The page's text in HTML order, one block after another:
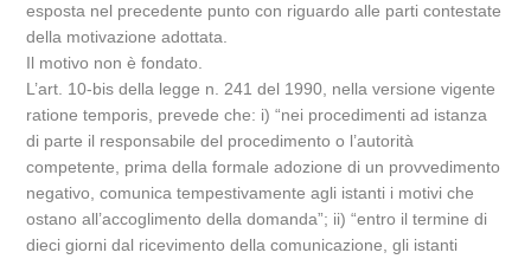
esposta nel precedente punto con riguardo alle parti contestate
della motivazione adottata.
Il motivo non è fondato.
L’art. 10-bis della legge n. 241 del 1990, nella versione vigente
ratione temporis, prevede che: i) “nei procedimenti ad istanza
di parte il responsabile del procedimento o l’autorità
competente, prima della formale adozione di un provvedimento
negativo, comunica tempestivamente agli istanti i motivi che
ostano all’accoglimento della domanda”; ii) “entro il termine di
dieci giorni dal ricevimento della comunicazione, gli istanti